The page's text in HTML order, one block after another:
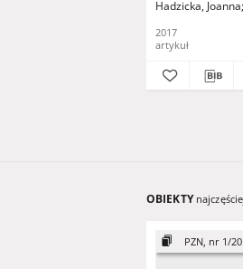
Hadzicka, Joanna
2017
artykuł
OBIEKTY
PZN, nr 1/